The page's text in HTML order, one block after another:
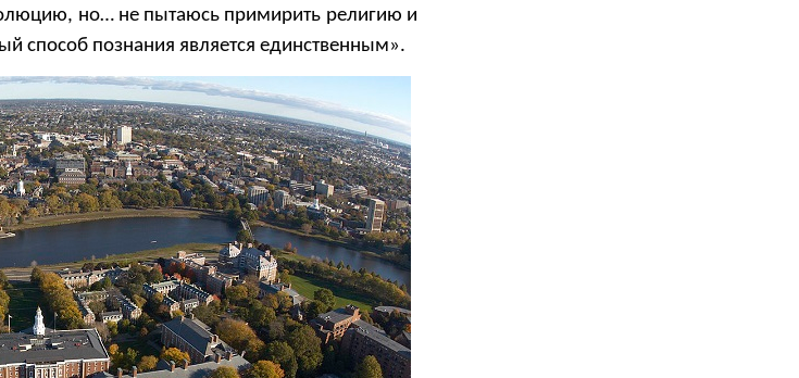
но… не пытаюсь примирить религию и
способ познания является единственным».